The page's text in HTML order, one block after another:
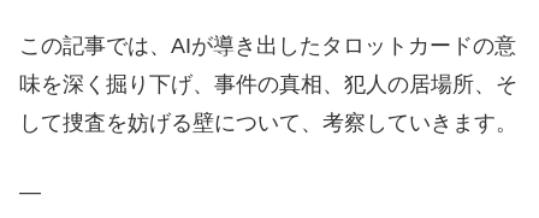
この記事では、AIが導き出したタロットカードの意
味を深く掘り下げ、事件の真相、犯人の居場所、そ
して捜査を妨げる壁について、考察していきます。
—